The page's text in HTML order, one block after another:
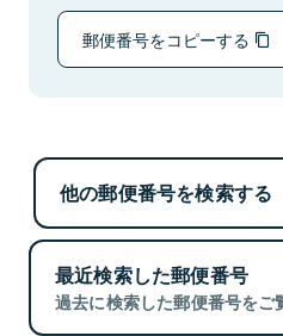
郵便番号をコピーする
他の郵便番号を検索する
最近検索した郵便番号
過去に検索した郵便番号をご